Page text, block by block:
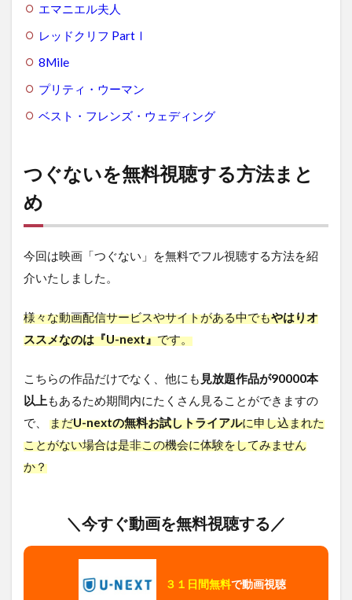
エマニエル夫人
レッドクリフ PartⅠ
8Mile
プリティ・ウーマン
ベスト・フレンズ・ウェディング
つぐないを無料視聴する方法まと
め
今回は映画「つぐない」を無料でフル視聴する方法を紹
介いたしました。
様々な動画配信サービスやサイトがある中でもやはりオ
ススメなのは『U-next』です。
こちらの作品だけでなく、他にも 見放題作品が90000本
以上もあるため期間内にたくさん見ることができますの
で、 まだU-nextの無料お試しトライアルに申し込まれた
ことがない場合は是非この機会に体験をしてみません
か？
＼今すぐ動画を無料視聴する／
３１日間無料で動画視聴